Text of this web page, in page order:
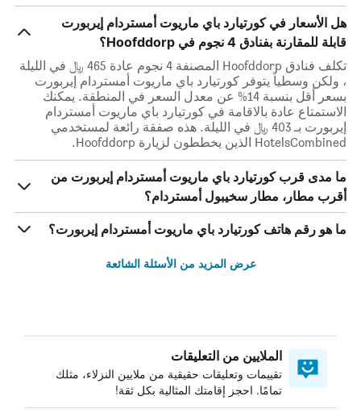
هل الأسعار في كورتيارد باي ماريوت أمستردام إيربورت
قابلة للمقارنة بفنادق 4 نجوم في Hoofddorp؟
تكلف فنادق Hoofddorp المصنفة 4 نجوم عادة 465 ﷼ في الليلة
، ولكن وسطياً يتوفر كورتيارد باي ماريوت أمستردام إيربورت
بسعر أقل بنسبة 14% عن معدل السعر في المنطقة. يمكنك
الاستمتاع عادة بالاقامة في كورتيارد باي ماريوت أمستردام
إيربورت بـ 403 ﷼ في الليلة. هذه صفقة رائعة لمستخدمي
HotelsCombined الذين يخططون لزيارة Hoofddorp.
ما مدى قرب كورتيارد باي ماريوت أمستردام إيربورت من
أقرب مطار، مطار سخيبول أمستردام؟
ما هو رقم هاتف كورتيارد باي ماريوت أمستردام إيربورت؟
عرض المزيد من الأسئلة الشائعة
الملايين من التعليقات
تقييمات وتعليقات حقيقية من ملايين النزلاء، مثلك
تمامًا. احجز إقامتك المثالية بكل ثقة!